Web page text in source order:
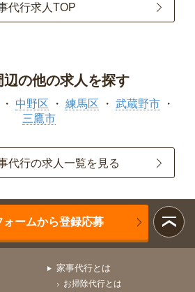
代行求人TOP
辺の他の求人を探す
中野区 練馬区
武蔵野市
三鷹市
代行の求人一覧を見る
ォームから登録応募
家事代行とは
お掃除代行とは